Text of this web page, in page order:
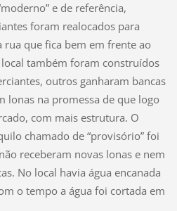
e de referência,
foram realocados para
que fica bem em frente ao
também foram construídos
outros ganharam bancas
lonas na promessa de que logo
com mais estrutura. O
chamado de “provisório” foi
receberam novas lonas e nem
No local havia água encanada
o tempo a água foi cortada em